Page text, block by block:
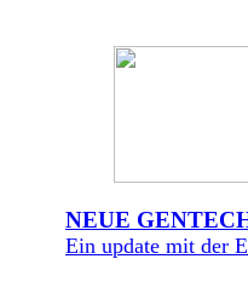
NEUE
Ein update mit der